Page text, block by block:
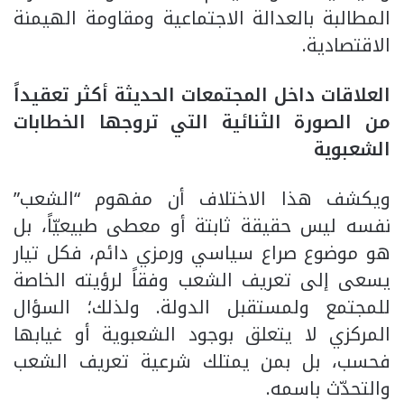
المطالبة بالعدالة الاجتماعية ومقاومة الهيمنة
الاقتصادية.
العلاقات داخل المجتمعات الحديثة أكثر تعقيداً
من الصورة الثنائية التي تروجها الخطابات
الشعبوية
ويكشف هذا الاختلاف أن مفهوم “الشعب”
نفسه ليس حقيقة ثابتة أو معطى طبيعيّاً، بل
هو موضوع صراع سياسي ورمزي دائم، فكل تيار
يسعى إلى تعريف الشعب وفقاً لرؤيته الخاصة
للمجتمع ولمستقبل الدولة. ولذلك؛ السؤال
المركزي لا يتعلق بوجود الشعبوية أو غيابها
فحسب، بل بمن يمتلك شرعية تعريف الشعب
والتحدّث باسمه.